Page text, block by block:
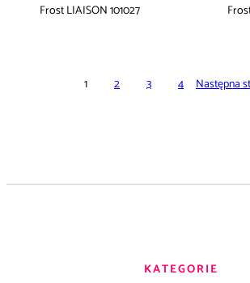
Frost LIAISON 101027
1 2 3 4 Następna
KATEGORIE